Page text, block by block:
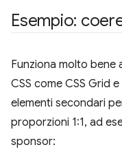
Esempio:
Funziona molto bene
CSS come CSS Grid
elementi secondari
proporzioni 1:1, ad
sponsor: